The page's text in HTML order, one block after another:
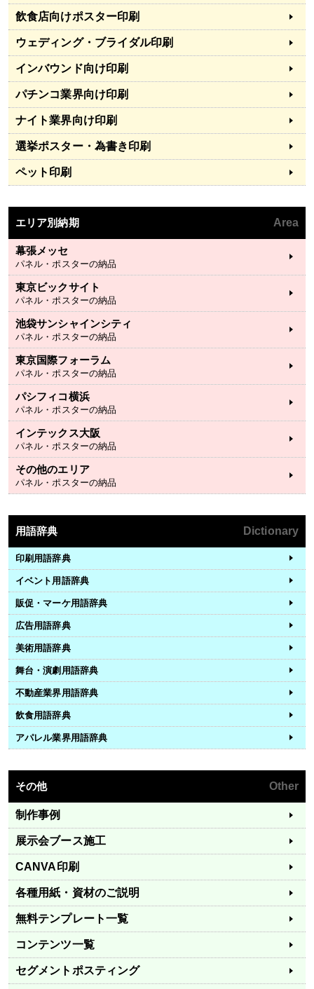
飲食店向けポスター印刷
ウェディング・ブライダル印刷
インバウンド向け印刷
パチンコ業界向け印刷
ナイト業界向け印刷
選挙ポスター・為書き印刷
ペット印刷
エリア別納期 Area
幕張メッセ
パネル・ポスターの納品
東京ビックサイト
パネル・ポスターの納品
池袋サンシャインシティ
パネル・ポスターの納品
東京国際フォーラム
パネル・ポスターの納品
パシフィコ横浜
パネル・ポスターの納品
インテックス大阪
パネル・ポスターの納品
その他のエリア
パネル・ポスターの納品
用語辞典 Dictionary
印刷用語辞典
イベント用語辞典
販促・マーケ用語辞典
広告用語辞典
美術用語辞典
舞台・演劇用語辞典
不動産業界用語辞典
飲食用語辞典
アパレル業界用語辞典
その他 Other
制作事例
展示会ブース施工
CANVA印刷
各種用紙・資材のご説明
無料テンプレート一覧
コンテンツ一覧
セグメントポスティング